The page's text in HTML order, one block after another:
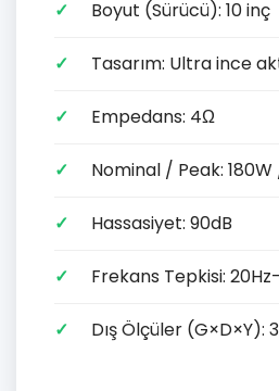
Boyut (Sürücü): 10 inç
Tasarım: Ultra ince
Empedans: 4Ω
Nominal / Peak:
Hassasiyet: 90dB
Frekans Tepkisi:
Dış Ölçüler (G×D×Y):